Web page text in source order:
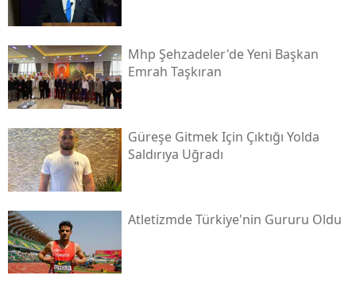
Mhp Şehzadeler'de Yeni Başkan
Emrah Taşkıran
Güreşe Gitmek Için Çıktığı Yolda
Saldırıya Uğradı
Atletizmde Türkiye'nin Gururu Oldu